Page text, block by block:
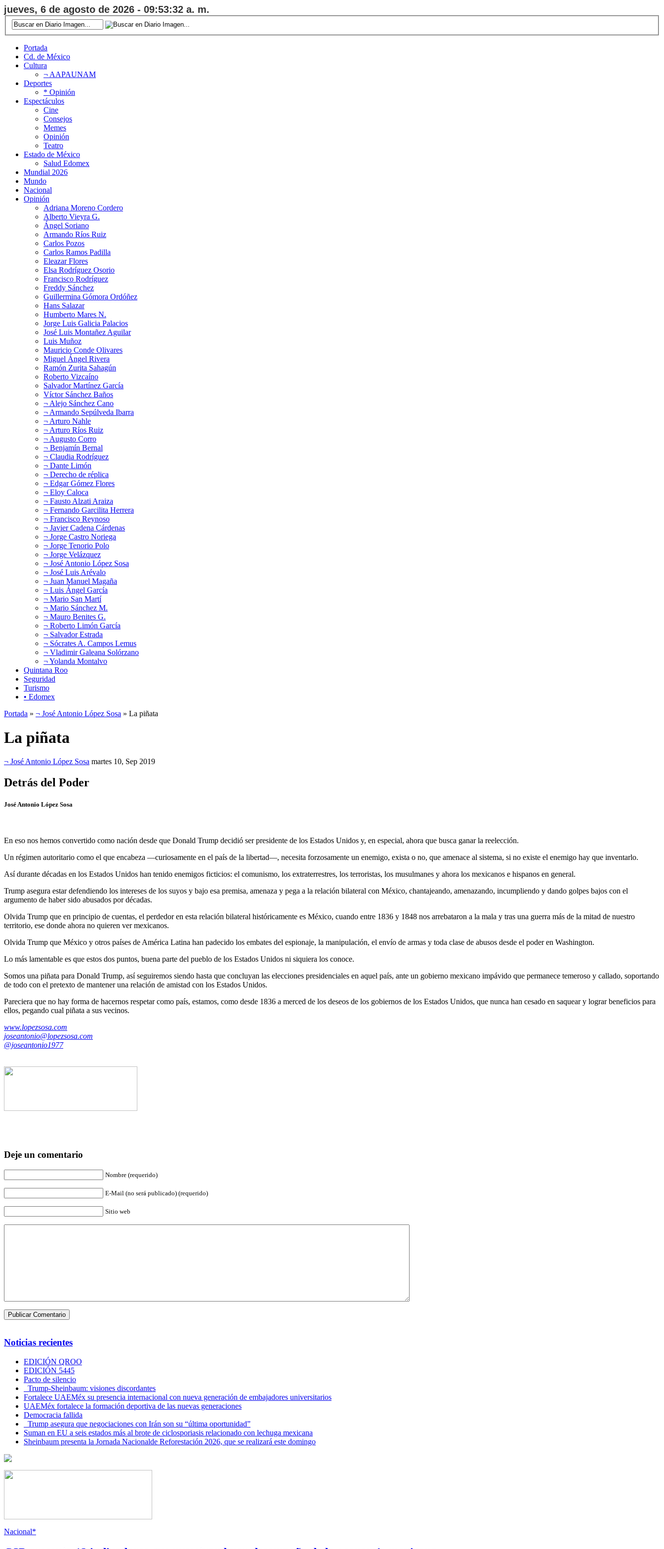
jueves, 6 de agosto de 2026 - 09:53:33 a. m.
Portada
Cd. de México
Cultura
¬ AAPAUNAM
Deportes
* Opinión
Espectáculos
Cine
Consejos
Memes
Opinión
Teatro
Estado de México
Salud Edomex
Mundial 2026
Mundo
Nacional
Opinión
Adriana Moreno Cordero
Alberto Vieyra G.
Ángel Soriano
Armando Ríos Ruiz
Carlos Pozos
Carlos Ramos Padilla
Eleazar Flores
Elsa Rodríguez Osorio
Francisco Rodríguez
Freddy Sánchez
Guillermina Gómora Ordóñez
Hans Salazar
Humberto Mares N.
Jorge Luis Galicia Palacios
José Luis Montañez Aguilar
Luis Muñoz
Mauricio Conde Olivares
Miguel Ángel Rivera
Ramón Zurita Sahagún
Roberto Vizcaíno
Salvador Martínez García
Víctor Sánchez Baños
¬ Alejo Sánchez Cano
¬ Armando Sepúlveda Ibarra
¬ Arturo Nahle
¬ Arturo Ríos Ruiz
¬ Augusto Corro
¬ Benjamín Bernal
¬ Claudia Rodríguez
¬ Dante Limón
¬ Derecho de réplica
¬ Edgar Gómez Flores
¬ Eloy Caloca
¬ Fausto Alzati Araiza
¬ Fernando Garcilita Herrera
¬ Francisco Reynoso
¬ Javier Cadena Cárdenas
¬ Jorge Castro Noriega
¬ Jorge Tenorio Polo
¬ Jorge Velázquez
¬ José Antonio López Sosa
¬ José Luis Arévalo
¬ Juan Manuel Magaña
¬ Luis Ángel García
¬ Mario San Martí
¬ Mario Sánchez M.
¬ Mauro Benites G.
¬ Roberto Limón García
¬ Salvador Estrada
¬ Sócrates A. Campos Lemus
¬ Vladimir Galeana Solórzano
¬ Yolanda Montalvo
Quintana Roo
Seguridad
Turismo
• Edomex
Portada » ¬ José Antonio López Sosa » La piñata
La piñata
¬ José Antonio López Sosa martes 10, Sep 2019
Detrás del Poder
José Antonio López Sosa
En eso nos hemos convertido como nación desde que Donald Trump decidió ser presidente de los Estados Unidos y, en especial, ahora que busca ganar la reelección.
Un régimen autoritario como el que encabeza —curiosamente en el país de la libertad—, necesita forzosamente un enemigo, exista o no, que amenace al sistema, si no existe el enemigo hay que inventarlo.
Así durante décadas en los Estados Unidos han tenido enemigos ficticios: el comunismo, los extraterrestres, los terroristas, los musulmanes y ahora los mexicanos e hispanos en general.
Trump asegura estar defendiendo los intereses de los suyos y bajo esa premisa, amenaza y pega a la relación bilateral con México, chantajeando, amenazando, incumpliendo y dando golpes bajos con el
argumento de haber sido abusados por décadas.
Olvida Trump que en principio de cuentas, el perdedor en esta relación bilateral históricamente es México, cuando entre 1836 y 1848 nos arrebataron a la mala y tras una guerra más de la mitad de nuestro
territorio, ese donde ahora no quieren ver mexicanos.
Olvida Trump que México y otros países de América Latina han padecido los embates del espionaje, la manipulación, el envío de armas y toda clase de abusos desde el poder en Washington.
Lo más lamentable es que estos dos puntos, buena parte del pueblo de los Estados Unidos ni siquiera los conoce.
Somos una piñata para Donald Trump, así seguiremos siendo hasta que concluyan las elecciones presidenciales en aquel país, ante un gobierno mexicano impávido que permanece temeroso y callado, soportando
de todo con el pretexto de mantener una relación de amistad con los Estados Unidos.
Pareciera que no hay forma de hacernos respetar como país, estamos, como desde 1836 a merced de los deseos de los gobiernos de los Estados Unidos, que nunca han cesado en saquear y lograr beneficios para
ellos, pegando cual piñata a sus vecinos.
www.lopezsosa.com
joseantonio@lopezsosa.com
@joseantonio1977
Deje un comentario
Nombre (requerido)
E-Mail (no será publicado) (requerido)
Sitio web
Noticias recientes
EDICIÓN QROO
EDICIÓN 5445
Pacto de silencio
Trump-Sheinbaum: visiones discordantes
Fortalece UAEMéx su presencia internacional con nueva generación de embajadores universitarios
UAEMéx fortalece la formación deportiva de las nuevas generaciones
Democracia fallida
Trump asegura que negociaciones con Irán son su “última oportunidad”
Suman en EU a seis estados más al brote de ciclosporiasis relacionado con lechuga mexicana
Sheinbaum presenta la Jornada Nacionalde Reforestación 2026, que se realizará este domingo
Nacional*